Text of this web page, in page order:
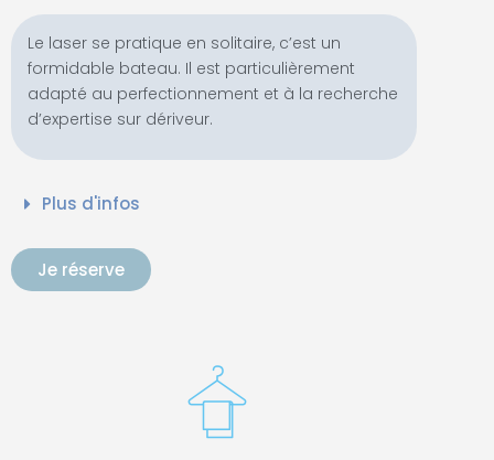
Le laser se pratique en solitaire, c’est un
formidable bateau. Il est particulièrement
adapté au perfectionnement et à la recherche
d’expertise sur dériveur.
Plus d'infos
Je réserve